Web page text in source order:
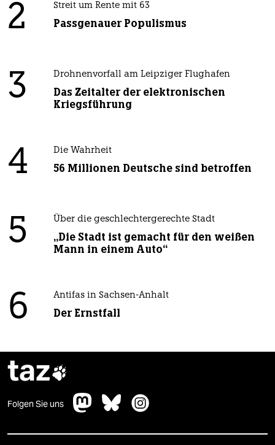
2 Streit um Rente mit 63
Passgenauer Populismus
3 Drohnenvorfall am Leipziger Flughafen
Das Zeitalter der elektronischen
Kriegsführung
4 Die Wahrheit
56 Millionen Deutsche sind betroffen
5 Über die geschlechtergerechte Stadt
„Die Stadt ist gemacht für den weißen
Mann in einem Auto“
6 Antifas in Sachsen-Anhalt
Der Ernstfall
taz
Folgen Sie uns